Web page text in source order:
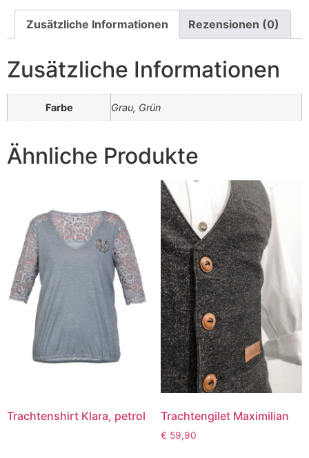
Zusätzliche Informationen Rezensionen (0)
Zusätzliche Informationen
Farbe Grau, Grün
Ähnliche Produkte
Trachtenshirt Klara, petrol Trachtengilet Maximilian
€ 59,90